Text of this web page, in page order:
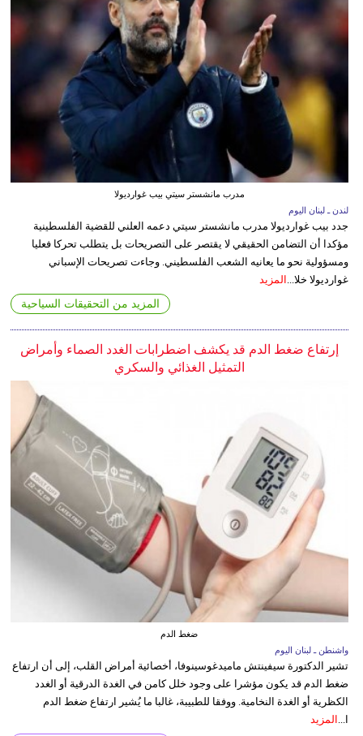
مدرب مانشستر سيتي بيب غوارديولا
لندن ـ لبنان اليوم
جدد بيب غوارديولا مدرب مانشستر سيتي دعمه العلني للقضية الفلسطينية
مؤكدا أن التضامن الحقيقي لا يقتصر على التصريحات بل يتطلب تحركا فعليا
ومسؤولية نحو ما يعانيه الشعب الفلسطيني. وجاءت تصريحات الإسباني
غوارديولا خلا...
المزيد
المزيد من التحقيقات السياحية
إرتفاع ضغط الدم قد يكشف اضطرابات الغدد الصماء وأمراض
التمثيل الغذائي والسكري
ضغط الدم
واشنطن ـ لبنان اليوم
تشير الدكتورة سيفينتش ماميدغوسينوفا، أخصائية أمراض القلب، إلى أن ارتفاع
ضغط الدم قد يكون مؤشرا على وجود خلل كامن في الغدة الدرقية أو الغدد
الكظرية أو الغدة النخامية. ووفقا للطبيبة، غالبا ما يُشير ارتفاع ضغط الدم
ا... المزيد